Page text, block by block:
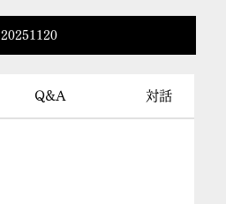
Q&A 対話
20251120